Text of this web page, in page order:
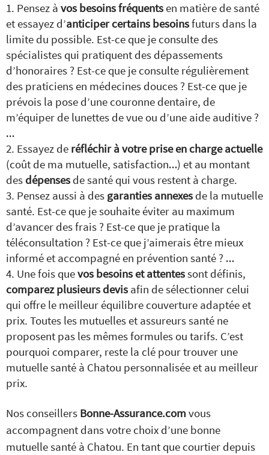
Pensez à vos besoins fréquents en matière de santé
et essayez d’anticiper certains besoinsfuturs dans la
limite du possible. Est-ce que je consulte des
spécialistes qui pratiquent des dépassements
d’honoraires ? Est-ce que je consulte régulièrement
des praticiens en médecines douces ? Est-ce que je
prévois la pose d’une couronne dentaire, de
m’équiper de lunettes de vue ou d’une aide auditive ?
…
Essayez de réfléchir à votre prise en charge actuelle
(coût de ma mutuelle, satisfaction…) et au montant
des dépenses de santé qui vous restent à charge.
Pensez aussi à des garanties annexes de la mutuelle
santé. Est-ce que je souhaite éviter au maximum
d’avancer des frais ? Est-ce que je pratique la
téléconsultation ? Est-ce que j’aimerais être mieux
informé et accompagné en prévention santé ? …
Une fois quevos besoins et attentessont définis,
comparez plusieurs devis afin de sélectionner celui
qui offre le meilleur équilibre couverture adaptée et
prix. Toutes les mutuelles et assureurs santé ne
proposent pas les mêmes formules ou tarifs. C’est
pourquoi comparer, reste la clé pour trouver une
mutuelle santé à Chatou personnalisée et au meilleur
prix.
Nos conseillers Bonne-Assurance.com vous
accompagnent dans votre choix d’une bonne
mutuelle santé à Chatou. En tant que courtier depuis